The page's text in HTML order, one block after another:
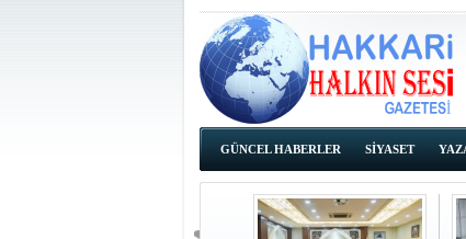
GÜNCEL HABERLER SİYASET